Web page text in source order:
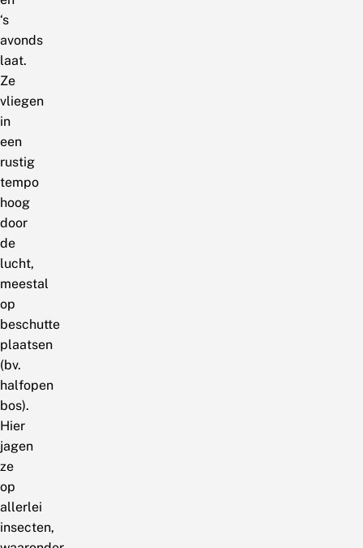
‘s
avonds
laat.
Ze
vliegen
in
een
rustig
tempo
hoog
door
de
lucht,
meestal
op
beschutte
plaatsen
(bv.
halfopen
bos).
Hier
jagen
ze
op
allerlei
insecten,